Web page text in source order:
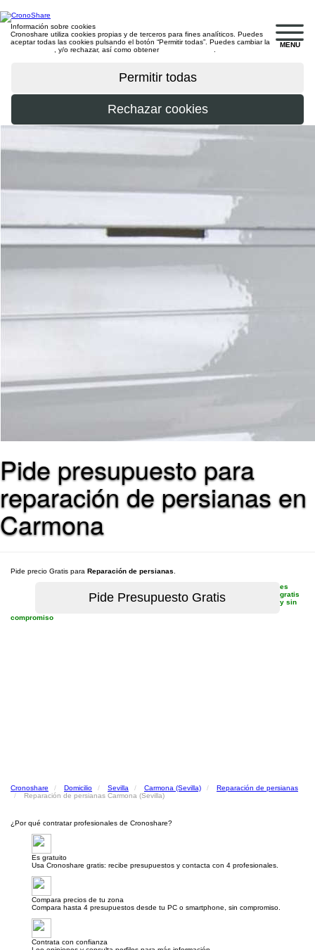
MENU
Información sobre cookies
Cronoshare utiliza cookies propias y de terceros para fines analíticos. Puedes
aceptar todas las cookies pulsando el botón “Permitir todas”. Puedes cambiar la
, y/o rechazar, así como obtener
Pide presupuesto para
reparación de persianas en
Carmona
Pide precio Gratis para Reparación de persianas
es
gratis
y sin
compromiso
Cronoshare Domicilio Sevilla Carmona (Sevilla)
Reparación de persianas
Reparación de persianas Carmona (Sevilla)
¿Por qué contratar profesionales de Cronoshare?
Es gratuito
Usa Cronoshare gratis: recibe presupuestos y contacta con 4 profesionales.
Compara precios de tu zona
Compara hasta 4 presupuestos desde tu PC o smartphone, sin compromiso.
Contrata con confianza